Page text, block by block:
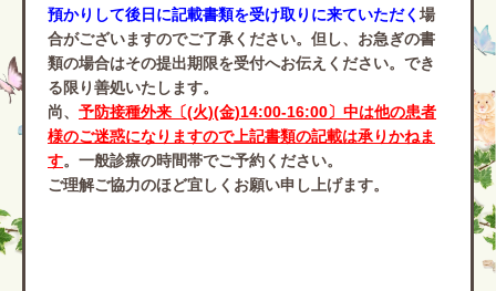
預かりして後日に記載書類を受け取りに来ていただく 場
合がございますのでご了承ください。但し、お急ぎの書
類の場合はその提出期限を受付へお伝えください。でき
る限り善処いたします。
尚、 予防接種外来〔(火)(金)14:00-16:00〕中は他の患者
様のご迷惑になりますので上記書類の記載は承りかねま
す。一般診療の時間帯でご予約ください。
ご理解ご協力のほど宜しくお願い申し上げます。